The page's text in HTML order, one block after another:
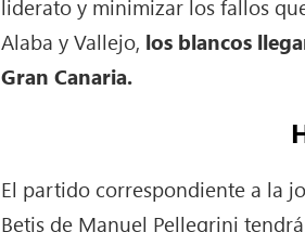
liderato y minimizar los fallos
Alaba y Vallejo, los blancos
Gran Canaria.
El partido correspondiente a la
Betis de Manuel Pellegrini